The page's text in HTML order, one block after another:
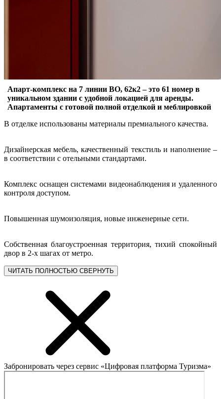
Апарт-комплекс на 7 линии ВО, 62к2 – это 61 номер в
уникальном здании с удобной локацией для аренды.
Апартаменты с готовой полной отделкой и меблировкой
В отделке использованы материалы премиального качества.
Дизайнерская мебель, качественный текстиль и наполнение –
в соответствии с отельными стандартами.
Комплекс оснащен системами видеонаблюдения и удаленного
контроля доступом.
Повышенная шумоизоляция, новые инженерные сети.
Собственная благоустроенная территория, тихий спокойный
двор в 2-х шагах от метро.
ЧИТАТЬ ПОЛНОСТЬЮ СВЕРНУТЬ
Забронировать через сервис «Цифровая платформа Туризма»